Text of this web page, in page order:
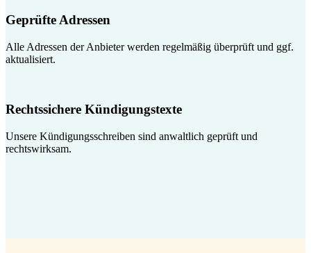
Geprüfte Adressen
Alle Adressen der Anbieter werden regelmäßig überprüft und ggf.
aktualisiert.
Rechtssichere Kündigungstexte
Unsere Kündigungsschreiben sind anwaltlich geprüft und
rechtswirksam.